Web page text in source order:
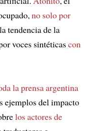
no solo por
tendencia de la
voces sintéticascon
la prensa argentina
ejemplos del impacto
los actores de